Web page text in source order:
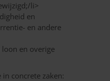
li>
en
en andere
en overige
concrete zaken: